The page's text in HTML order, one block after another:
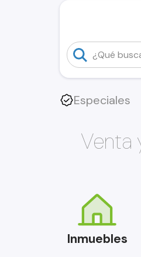
Especiales
Venta
Inmuebles